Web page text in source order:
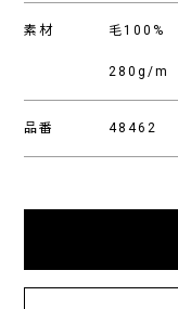
素材 毛100%
280g/m
品番 48462